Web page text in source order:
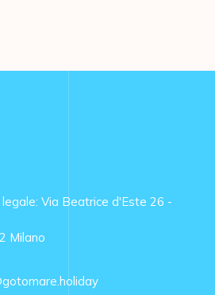
Via Beatrice d'Este 26 -
Milano